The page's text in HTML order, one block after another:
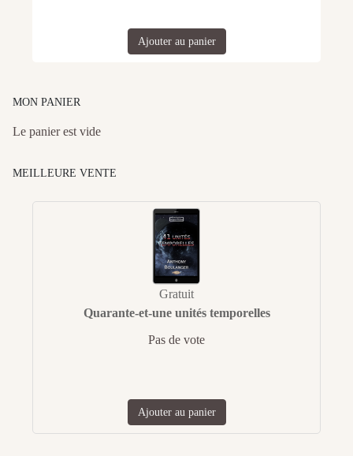
Ajouter au panier
MON PANIER
Le panier est vide
MEILLEURE VENTE
Gratuit
Quarante-et-une unités temporelles
Pas de vote
Ajouter au panier